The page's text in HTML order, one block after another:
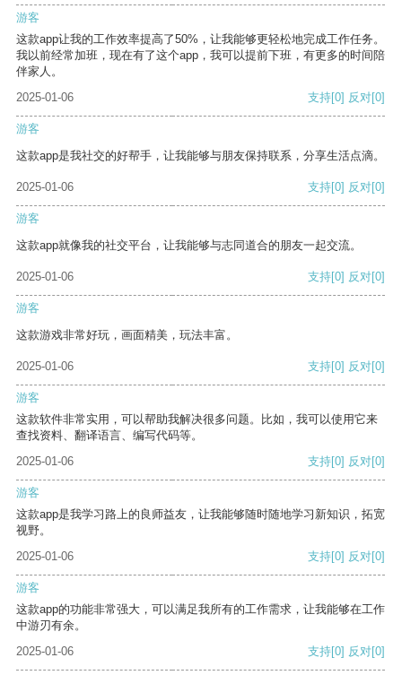
游客
这款app让我的工作效率提高了50%，让我能够更轻松地完成工作任务。
我以前经常加班，现在有了这个app，我可以提前下班，有更多的时间陪
伴家人。
2025-01-06
支持[0] 反对[0]
游客
这款app是我社交的好帮手，让我能够与朋友保持联系，分享生活点滴。
2025-01-06 支持[0] 反对[0]
游客
这款app就像我的社交平台，让我能够与志同道合的朋友一起交流。
2025-01-06 支持[0] 反对[0]
游客
这款游戏非常好玩，画面精美，玩法丰富。
2025-01-06 支持[0] 反对[0]
游客
这款软件非常实用，可以帮助我解决很多问题。比如，我可以使用它来
查找资料、翻译语言、编写代码等。
2025-01-06
支持[0] 反对[0]
游客
这款app是我学习路上的良师益友，让我能够随时随地学习新知识，拓宽
视野。
2025-01-06
支持[0] 反对[0]
游客
这款app的功能非常强大，可以满足我所有的工作需求，让我能够在工作
中游刃有余。
2025-01-06
支持[0] 反对[0]